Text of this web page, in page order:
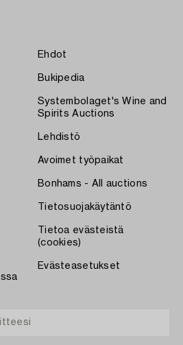
Ehdot
Bukipedia
Systembolaget's Wine and
Spirits Auctions
Lehdistö
Avoimet työpaikat
Bonhams - All auctions
Tietosuojakäytäntö
Tietoa evästeistä
(cookies)
Evästeasetukset